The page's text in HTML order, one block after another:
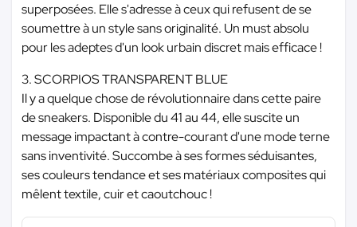
superposées. Elle s'adresse à ceux qui refusent de se
soumettre à un style sans originalité. Un must absolu
pour les adeptes d'un look urbain discret mais efficace !
3. SCORPIOS TRANSPARENT BLUE
Il y a quelque chose de révolutionnaire dans cette paire
de sneakers. Disponible du 41 au 44, elle suscite un
message impactant à contre-courant d'une mode terne
sans inventivité. Succombe à ses formes séduisantes,
ses couleurs tendance et ses matériaux composites qui
mêlent textile, cuir et caoutchouc !